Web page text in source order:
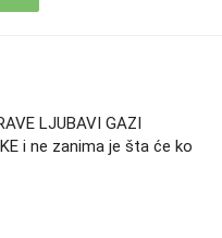
LJUBAVI GAZI
i ne zanima je šta će ko